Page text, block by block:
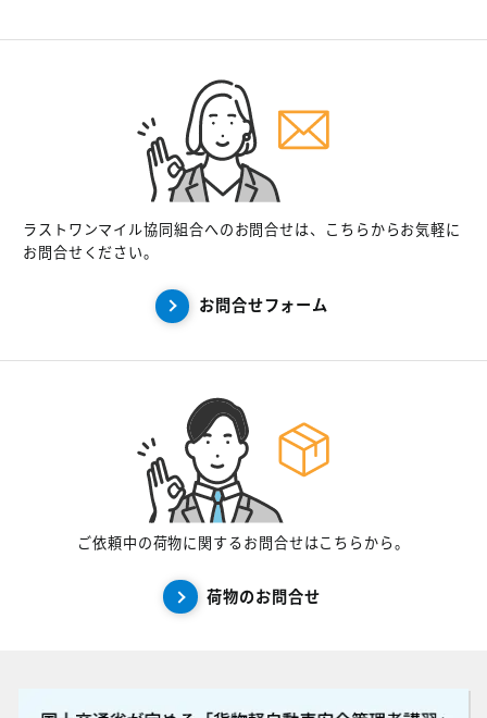
ラストワンマイル協同組合へのお問合せは、こちらからお気軽に
お問合せください。
お問合せフォーム
ご依頼中の荷物に関するお問合せはこちらから。
荷物のお問合せ